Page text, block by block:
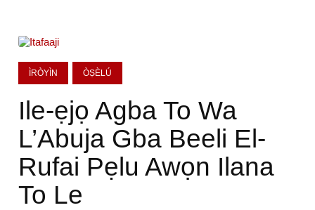
ÌRÒYÌN ÒṢÈLÚ
Ile-ẹjọ Agba To Wa
L’Abuja Gba Beeli El-
Rufai Pẹlu Awọn Ilana
To Le